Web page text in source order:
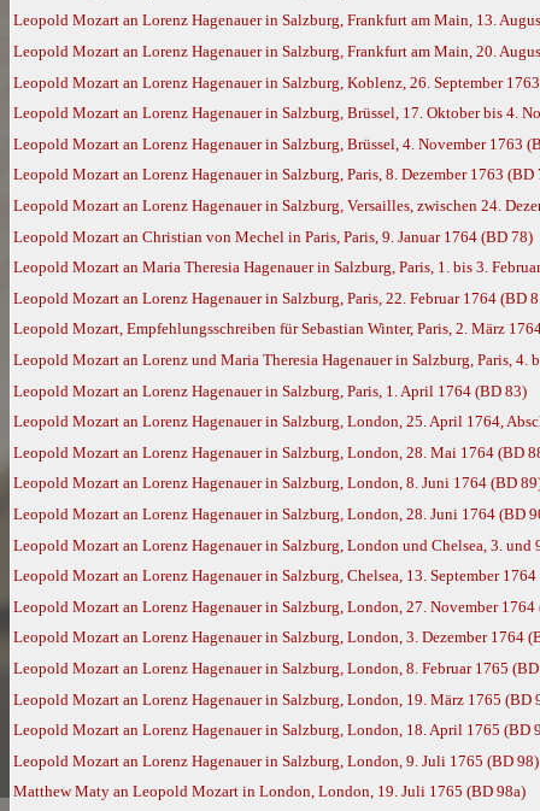
Leopold Mozart an Lorenz Hagenauer in Salzburg, Frankfurt am Main, 13.
Leopold Mozart an Lorenz Hagenauer in Salzburg, Frankfurt am Main, 20.
Leopold Mozart an Lorenz Hagenauer in Salzburg, Koblenz, 26. September
Leopold Mozart an Lorenz Hagenauer in Salzburg, Brüssel, 17. Oktober bis 4.
Leopold Mozart an Lorenz Hagenauer in Salzburg, Brüssel, 4. November 1763
Leopold Mozart an Lorenz Hagenauer in Salzburg, Paris, 8. Dezember 1763 (BD
Leopold Mozart an Lorenz Hagenauer in Salzburg, Versailles, zwischen 24.
Leopold Mozart an Christian von Mechel in Paris, Paris, 9. Januar 1764 (BD 78)
Leopold Mozart an Maria Theresia Hagenauer in Salzburg, Paris, 1. bis 3.
Leopold Mozart an Lorenz Hagenauer in Salzburg, Paris, 22. Februar 1764 (BD
Leopold Mozart, Empfehlungsschreiben für Sebastian Winter, Paris, 2. März
Leopold Mozart an Lorenz und Maria Theresia Hagenauer in Salzburg, Paris, 4.
Leopold Mozart an Lorenz Hagenauer in Salzburg, Paris, 1. April 1764 (BD 83)
Leopold Mozart an Lorenz Hagenauer in Salzburg, London, 25. April 1764,
Leopold Mozart an Lorenz Hagenauer in Salzburg, London, 28. Mai 1764 (BD
Leopold Mozart an Lorenz Hagenauer in Salzburg, London, 8. Juni 1764 (BD
Leopold Mozart an Lorenz Hagenauer in Salzburg, London, 28. Juni 1764 (BD
Leopold Mozart an Lorenz Hagenauer in Salzburg, London und Chelsea, 3. und
Leopold Mozart an Lorenz Hagenauer in Salzburg, Chelsea, 13. September
Leopold Mozart an Lorenz Hagenauer in Salzburg, London, 27. November 1764
Leopold Mozart an Lorenz Hagenauer in Salzburg, London, 3. Dezember 1764
Leopold Mozart an Lorenz Hagenauer in Salzburg, London, 8. Februar 1765
Leopold Mozart an Lorenz Hagenauer in Salzburg, London, 19. März 1765 (BD
Leopold Mozart an Lorenz Hagenauer in Salzburg, London, 18. April 1765 (BD
Leopold Mozart an Lorenz Hagenauer in Salzburg, London, 9. Juli 1765 (BD 98)
Matthew Maty an Leopold Mozart in London, London, 19. Juli 1765 (BD 98a)